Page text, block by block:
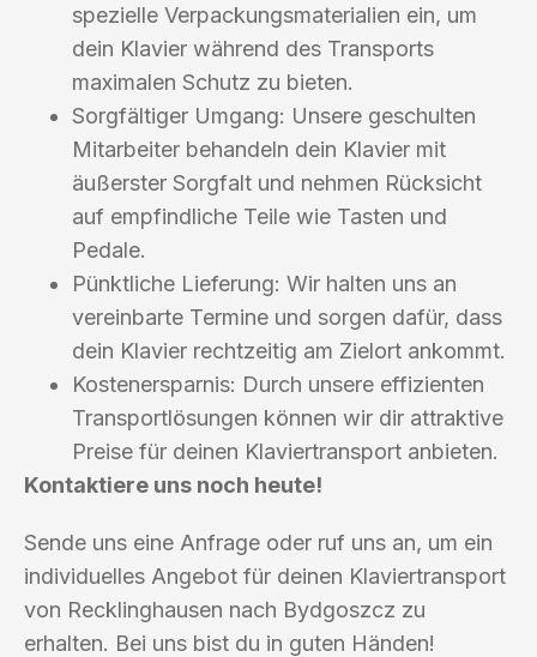
spezielle Verpackungsmaterialien ein, um
dein Klavier während des Transports
maximalen Schutz zu bieten.
Sorgfältiger Umgang: Unsere geschulten
Mitarbeiter behandeln dein Klavier mit
äußerster Sorgfalt und nehmen Rücksicht
auf empfindliche Teile wie Tasten und
Pedale.
Pünktliche Lieferung: Wir halten uns an
vereinbarte Termine und sorgen dafür, dass
dein Klavier rechtzeitig am Zielort ankommt.
Kostenersparnis: Durch unsere effizienten
Transportlösungen können wir dir attraktive
Preise für deinen Klaviertransport anbieten.
Kontaktiere uns noch heute!
Sende uns eine Anfrage oder ruf uns an, um ein
individuelles Angebot für deinen Klaviertransport
von Recklinghausen nach Bydgoszcz zu
erhalten. Bei uns bist du in guten Händen!